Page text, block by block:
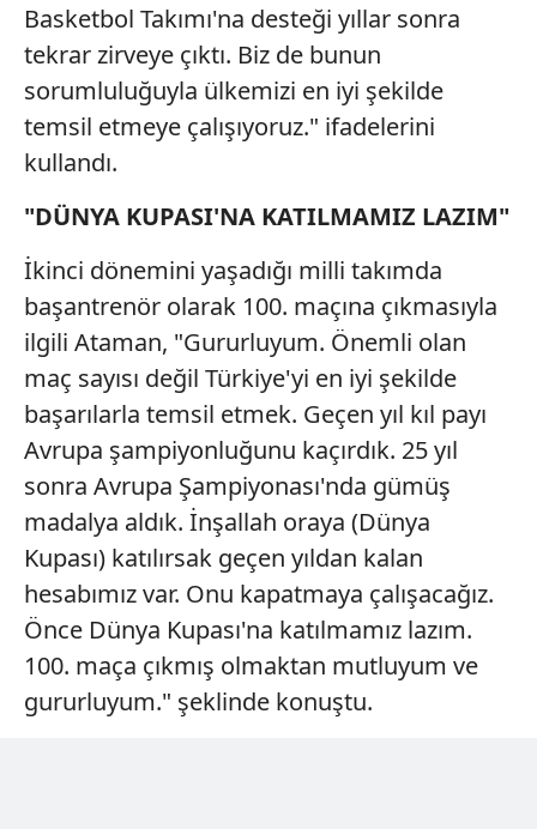
Basketbol Takımı'na desteği yıllar sonra
tekrar zirveye çıktı. Biz de bunun
sorumluluğuyla ülkemizi en iyi şekilde
temsil etmeye çalışıyoruz." ifadelerini
kullandı.
"DÜNYA KUPASI'NA KATILMAMIZ LAZIM"
İkinci dönemini yaşadığı milli takımda
başantrenör olarak 100. maçına çıkmasıyla
ilgili Ataman, "Gururluyum. Önemli olan
maç sayısı değil Türkiye'yi en iyi şekilde
başarılarla temsil etmek. Geçen yıl kıl payı
Avrupa şampiyonluğunu kaçırdık. 25 yıl
sonra Avrupa Şampiyonası'nda gümüş
madalya aldık. İnşallah oraya (Dünya
Kupası) katılırsak geçen yıldan kalan
hesabımız var. Onu kapatmaya çalışacağız.
Önce Dünya Kupası'na katılmamız lazım.
100. maça çıkmış olmaktan mutluyum ve
gururluyum." şeklinde konuştu.